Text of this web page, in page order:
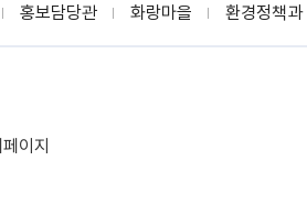
홍보담당관 화랑마을 환경정책과
이지